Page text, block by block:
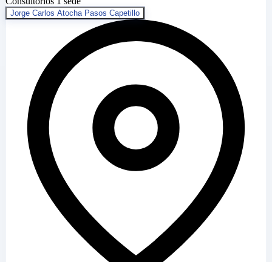
Jorge Carlos Atocha Pasos Capetillo